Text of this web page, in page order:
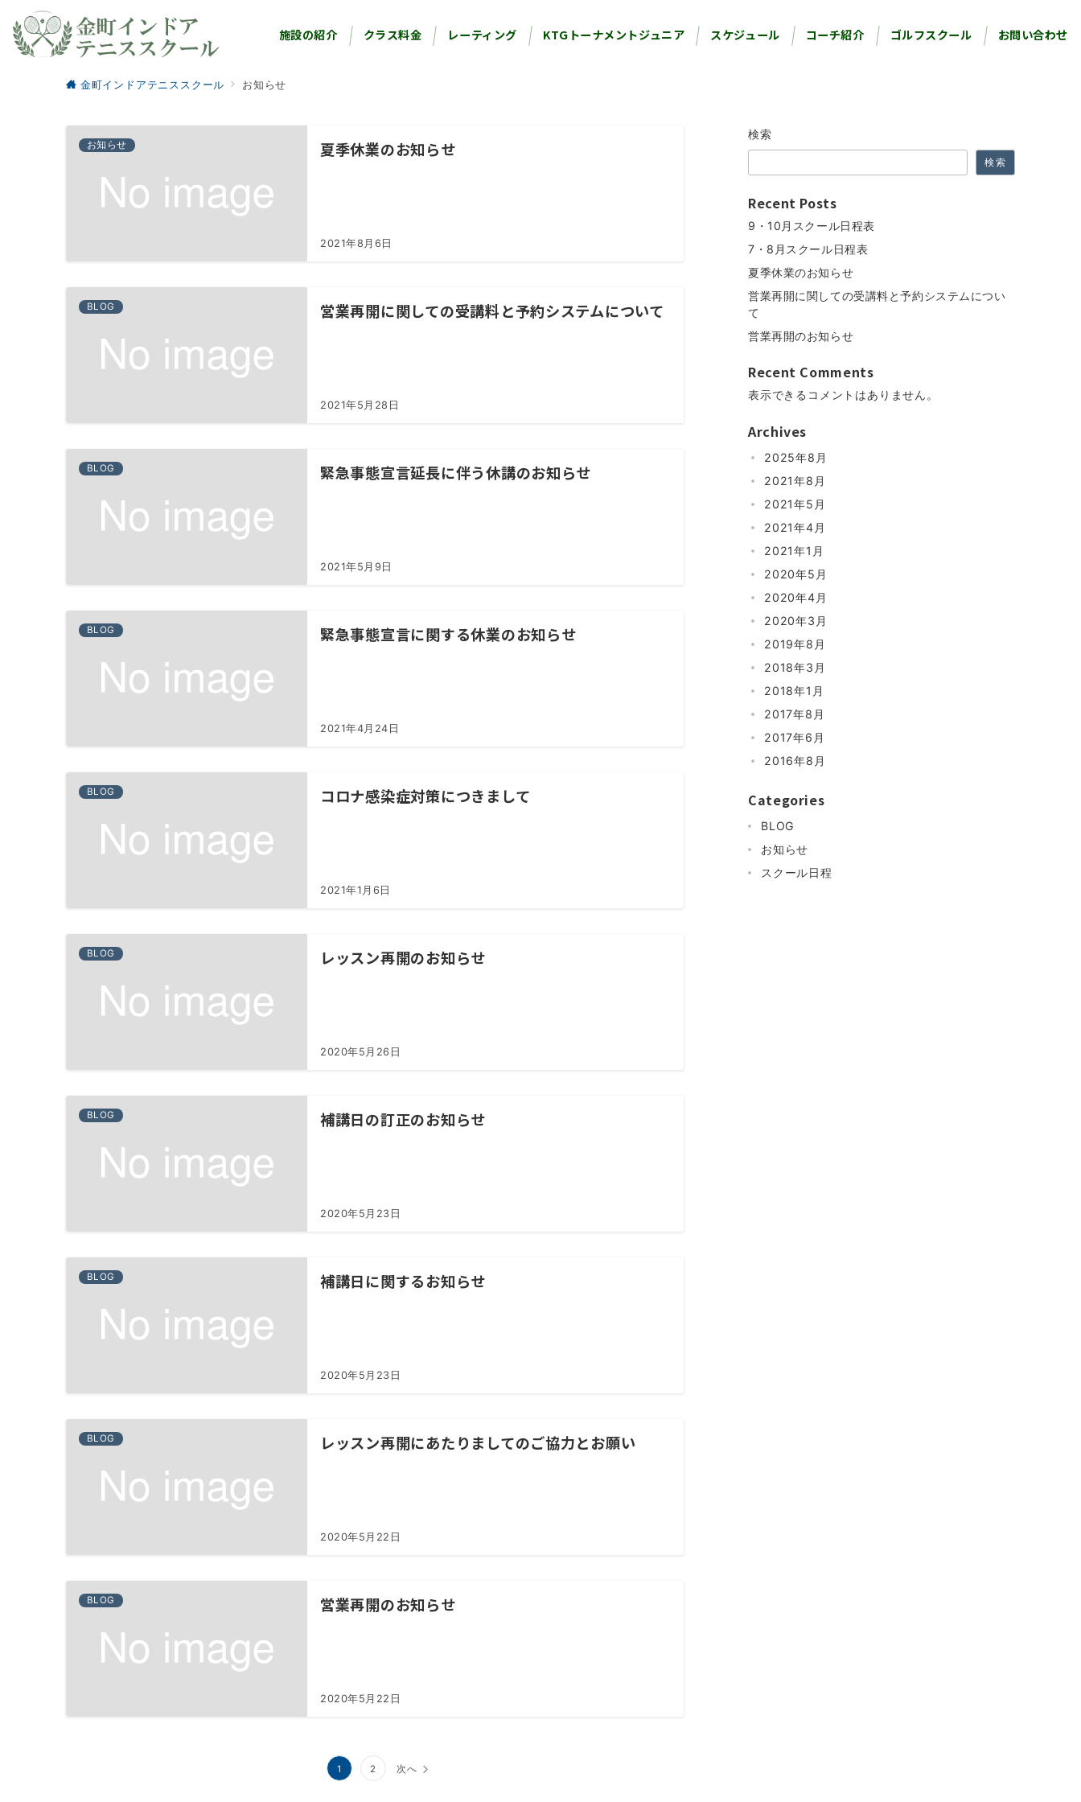
施設の紹介 クラス料金 レーティング KTGトーナメントジュニア スケジュール コーチ紹介 ゴルフスクール お問い合わせ
金町インドアテニススクール お知らせ
お知らせ 夏季休業のお知らせ
2021年8月6日
BLOG 営業再開に関しての受講料と予約システムについて
2021年5月28日
BLOG 緊急事態宣言延長に伴う休講のお知らせ
2021年5月9日
BLOG 緊急事態宣言に関する休業のお知らせ
2021年4月24日
BLOG コロナ感染症対策につきまして
2021年1月6日
BLOG レッスン再開のお知らせ
2020年5月26日
BLOG 補講日の訂正のお知らせ
2020年5月23日
BLOG 補講日に関するお知らせ
2020年5月23日
BLOG レッスン再開にあたりましてのご協力とお願い
2020年5月22日
BLOG 営業再開のお知らせ
2020年5月22日
1 2 次へ
検索
検索
Recent Posts
9・10月スクール日程表
7・8月スクール日程表
夏季休業のお知らせ
営業再開に関しての受講料と予約システムについ
て
営業再開のお知らせ
Recent Comments
表示できるコメントはありません。
Archives
2025年8月
2021年8月
2021年5月
2021年4月
2021年1月
2020年5月
2020年4月
2020年3月
2019年8月
2018年3月
2018年1月
2017年8月
2017年6月
2016年8月
Categories
BLOG
お知らせ
スクール日程